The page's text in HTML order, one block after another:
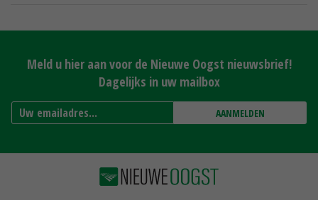
Meld u hier aan voor de Nieuwe Oogst nieuwsbrief!
Dagelijks in uw mailbox
AANMELDEN